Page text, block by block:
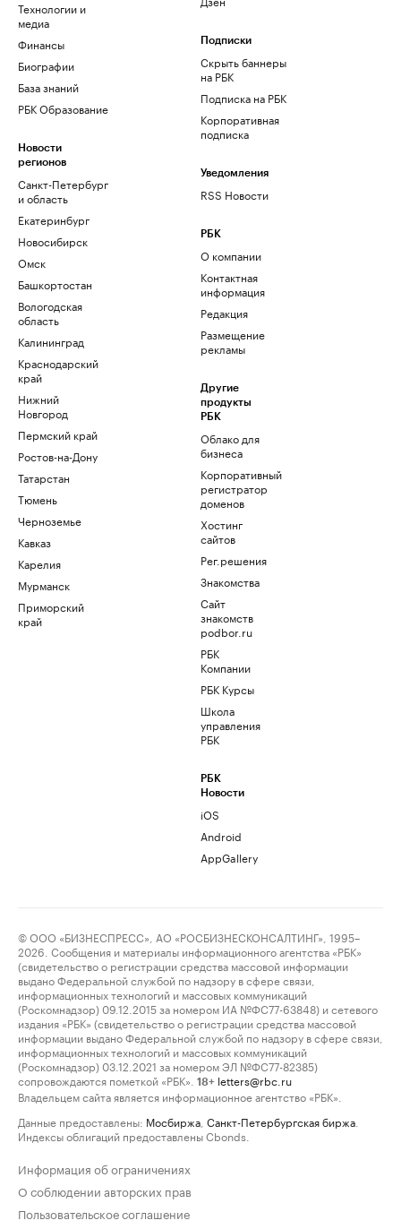
Технологии и
медиа
Финансы
Биографии
База знаний
РБК Образование
Новости
регионов
Санкт-Петербург
и область
Екатеринбург
Новосибирск
Омск
Башкортостан
Вологодская
область
Калининград
Краснодарский
край
Нижний
Новгород
Пермский край
Ростов-на-Дону
Татарстан
Тюмень
Черноземье
Кавказ
Карелия
Мурманск
Приморский
край
Подписки
Скрыть баннеры
на РБК
Подписка на РБК
Корпоративная
подписка
Уведомления
RSS Новости
РБК
О компании
Контактная
информация
Редакция
Размещение
рекламы
Другие
продукты
РБК
Облако для
бизнеса
Корпоративный
регистратор
доменов
Хостинг
сайтов
Рег.решения
Знакомства
Сайт
знакомств
podbor.ru
РБК
Компании
РБК Курсы
Школа
управления
РБК
РБК
Новости
iOS
Android
AppGallery
© ООО «БИЗНЕСПРЕСС», АО «РОСБИЗНЕСКОНСАЛТИНГ», 1995–
2026. Сообщения и материалы информационного агентства «РБК»
(свидетельство о регистрации средства массовой информации
выдано Федеральной службой по надзору в сфере связи,
информационных технологий и массовых коммуникаций
(Роскомнадзор) 09.12.2015 за номером ИА №ФС77-63848) и сетевого
издания «РБК» (свидетельство о регистрации средства массовой
информации выдано Федеральной службой по надзору в сфере связи,
информационных технологий и массовых коммуникаций
(Роскомнадзор) 03.12.2021 за номером ЭЛ №ФС77-82385)
сопровождаются пометкой «РБК».
18+ letters@rbc.ru
Владельцем сайта является информационное агентство «РБК».
Данные предоставлены: Мосбиржа Санкт-Петербургская биржа
Индексы облигаций предоставлены Cbonds.
Информация об ограничениях
О соблюдении авторских прав
Пользовательское соглашение